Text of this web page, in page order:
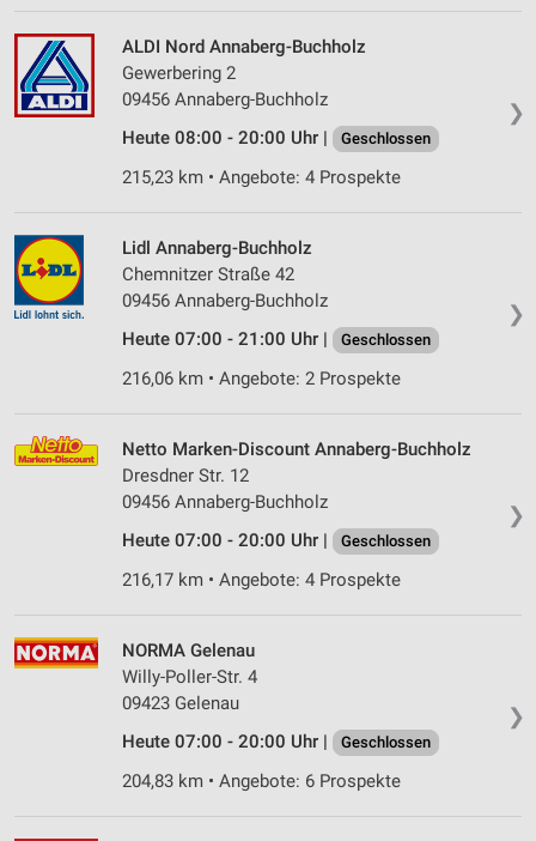
❯
ALDI Nord Annaberg-Buchholz
Gewerbering 2
09456 Annaberg-Buchholz
Heute 08:00 - 20:00 Uhr |
Geschlossen
215,23 km • Angebote: 4 Prospekte
❯
Lidl Annaberg-Buchholz
Chemnitzer Straße 42
09456 Annaberg-Buchholz
Heute 07:00 - 21:00 Uhr |
Geschlossen
216,06 km • Angebote: 2 Prospekte
❯
Netto Marken-Discount Annaberg-Buchholz
Dresdner Str. 12
09456 Annaberg-Buchholz
Heute 07:00 - 20:00 Uhr |
Geschlossen
216,17 km • Angebote: 4 Prospekte
❯
NORMA Gelenau
Willy-Poller-Str. 4
09423 Gelenau
Heute 07:00 - 20:00 Uhr |
Geschlossen
204,83 km • Angebote: 6 Prospekte